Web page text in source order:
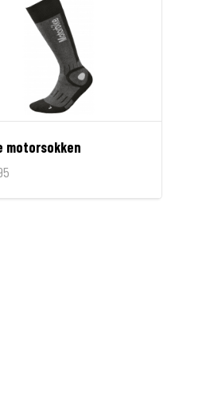
motorsokken